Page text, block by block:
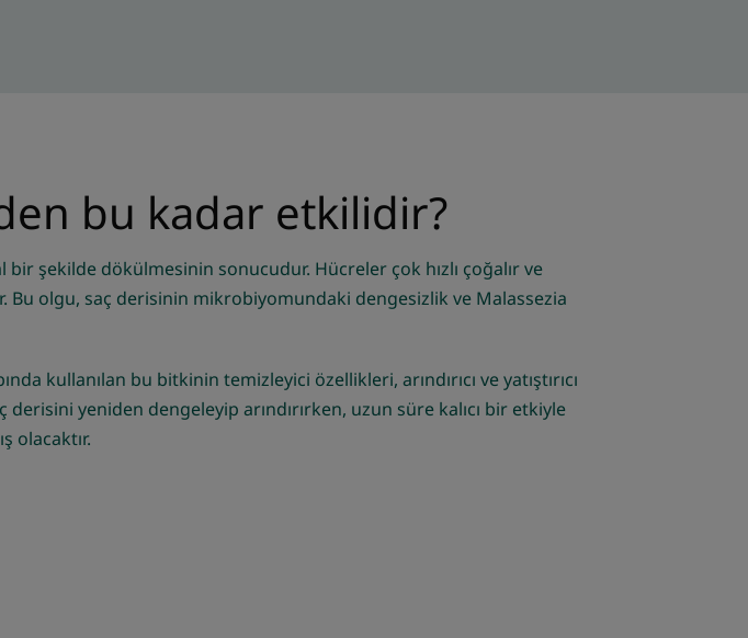
bu kadar etkilidir?
şekilde dökülmesinin sonucudur. Hücreler çok hızlı çoğalır ve
Bu olgu, saç derisinin mikrobiyomundaki dengesizlik ve Malassezia
kullanılan bu bitkinin temizleyici özellikleri, arındırıcı ve yatıştırıcı
yeniden dengeleyip arındırırken, uzun süre kalıcı bir etkiyle
olacaktır.